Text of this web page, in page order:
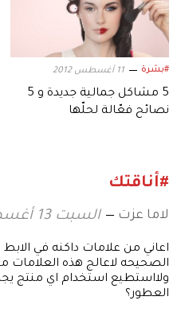
#بشرة 11 أغسطس 2012
5 مشاكل جمالية جديدة و 5
نصائح فعّالة لحلّها
#أناقتك
لاما عزت السبت 13 أغسطس 2011 14:39
اعاني من علامات داكنه في
الصحيحه لاعالج هذه
ولااستطيع استخدام اي منتج
العطور؟